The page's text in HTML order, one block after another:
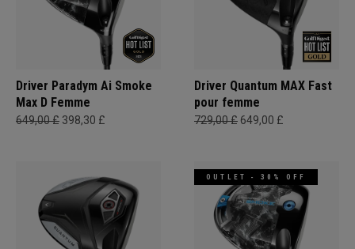
Driver Paradym Ai Smoke
Max D Femme
649,00 £ 398,30 £
Driver Quantum MAX Fast
pour femme
729,00 £ 649,00 £
OUTLET - 30% OFF